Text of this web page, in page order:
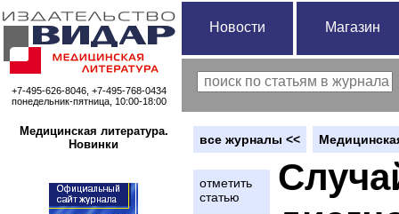
+7-495-626-8046, +7-495-768-0434
понедельник-пятница, 10:00-18:00
Новости Магазин
Медицинская литература.
Новинки
вce журналы <<
отметить
статью